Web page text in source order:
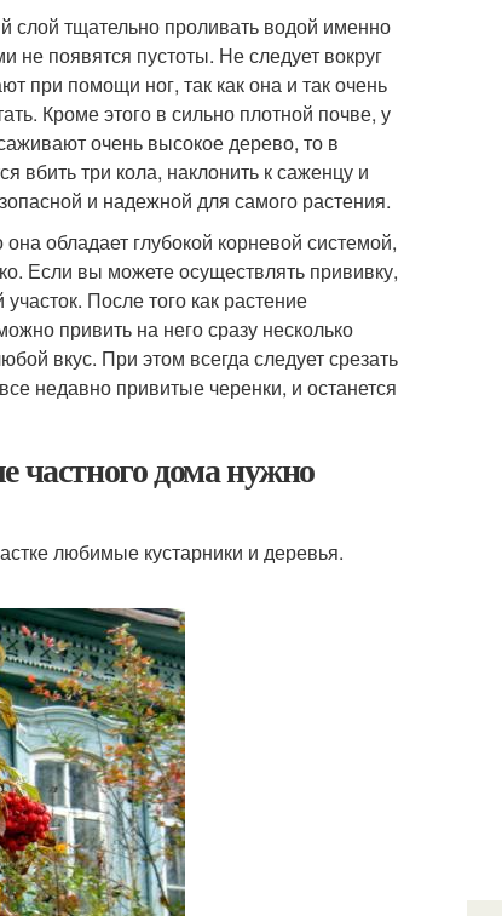
слой тщательно проливать водой именно
не появятся пустоты. Не следует вокруг
при помощи ног, так как она и так очень
Кроме этого в сильно плотной почве, у
очень высокое дерево, то в
вбить три кола, наклонить к саженцу и
и надежной для самого растения.
обладает глубокой корневой системой,
Если вы можете осуществлять прививку,
После того как растение
привить на него сразу несколько
вкус. При этом всегда следует срезать
недавно привитые черенки, и останется
частного дома нужно
любимые кустарники и деревья.